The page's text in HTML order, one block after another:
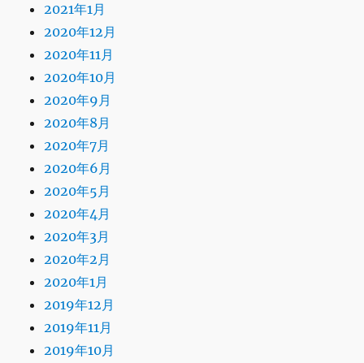
2021年1月
2020年12月
2020年11月
2020年10月
2020年9月
2020年8月
2020年7月
2020年6月
2020年5月
2020年4月
2020年3月
2020年2月
2020年1月
2019年12月
2019年11月
2019年10月